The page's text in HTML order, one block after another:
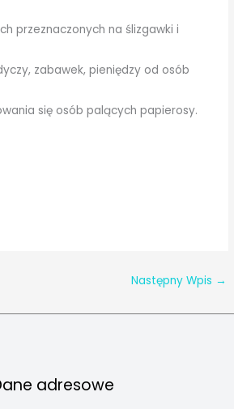
przeznaczonych na ślizgawki i
zabawek, pieniędzy od osób
się osób palących papierosy.
Następny Wpis →
adresowe